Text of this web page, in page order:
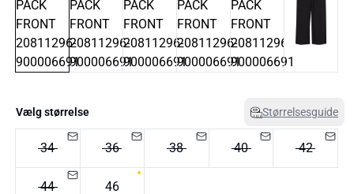
Vælg størrelse Størrelsesguide
34 36 38 40 42
44 46